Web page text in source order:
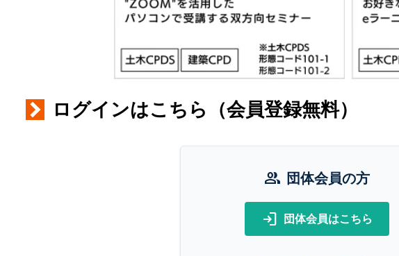
ログインはこちら（会員登録無料）
group 団体会員の方
login 団体会員はこちら